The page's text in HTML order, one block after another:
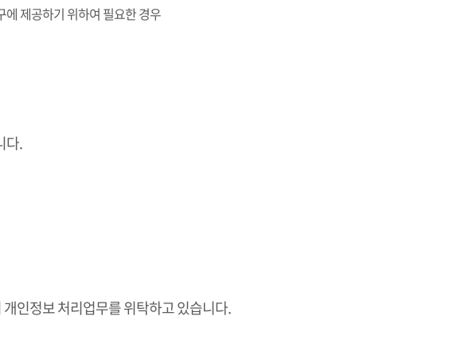
제공하기 위하여 필요한 경우
다.
인정보 처리업무를 위탁하고 있습니다.